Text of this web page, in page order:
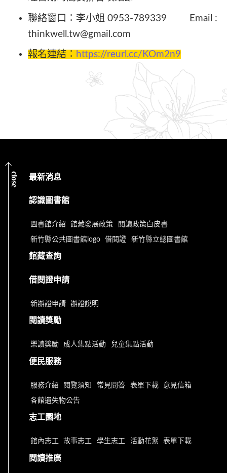
聯絡窗口：李小姐 0953-789339 Email :
thinkwell.tw@gmail.com
報名連結： https://reurl.cc/KOm2n9
close 最新消息
認識圖書館
圖書館介紹 館藏發展政策 閱讀政策白皮書
新竹縣公共圖書館logo 借閱證 新竹縣立總圖書館
館藏查詢
借閱證申請
新辦證申請 辦證說明
閱讀獎勵
樂讀獎勵 成人集點活動 兒童集點活動
便民服務
服務介紹 閱覽須知 常見問答 表單下載 意見信箱
各館遺失物公告
志工園地
館內志工 故事志工 學生志工 活動花絮 表單下載
閱讀推廣